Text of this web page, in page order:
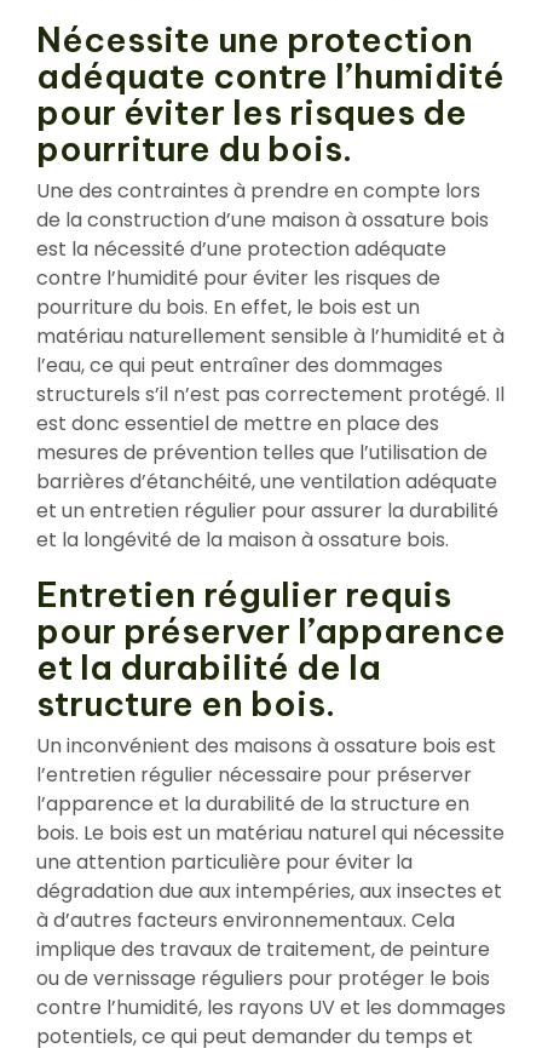
Nécessite une protection
adéquate contre l’humidité
pour éviter les risques de
pourriture du bois.
Une des contraintes à prendre en compte lors
de la construction d’une maison à ossature bois
est la nécessité d’une protection adéquate
contre l’humidité pour éviter les risques de
pourriture du bois. En effet, le bois est un
matériau naturellement sensible à l’humidité et à
l’eau, ce qui peut entraîner des dommages
structurels s’il n’est pas correctement protégé. Il
est donc essentiel de mettre en place des
mesures de prévention telles que l’utilisation de
barrières d’étanchéité, une ventilation adéquate
et un entretien régulier pour assurer la durabilité
et la longévité de la maison à ossature bois.
Entretien régulier requis
pour préserver l’apparence
et la durabilité de la
structure en bois.
Un inconvénient des maisons à ossature bois est
l’entretien régulier nécessaire pour préserver
l’apparence et la durabilité de la structure en
bois. Le bois est un matériau naturel qui nécessite
une attention particulière pour éviter la
dégradation due aux intempéries, aux insectes et
à d’autres facteurs environnementaux. Cela
implique des travaux de traitement, de peinture
ou de vernissage réguliers pour protéger le bois
contre l’humidité, les rayons UV et les dommages
potentiels, ce qui peut demander du temps et